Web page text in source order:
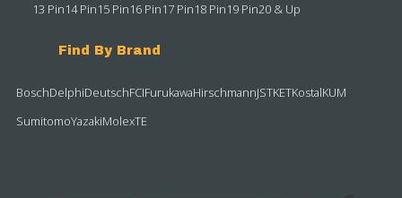
13 Pin14 Pin15 Pin16 Pin17 Pin18 Pin19 Pin20 & Up
Find By Brand
BoschDelphiDeutschFCIFurukawaHirschmannJSTKETKostalKUM
SumitomoYazakiMolexTE